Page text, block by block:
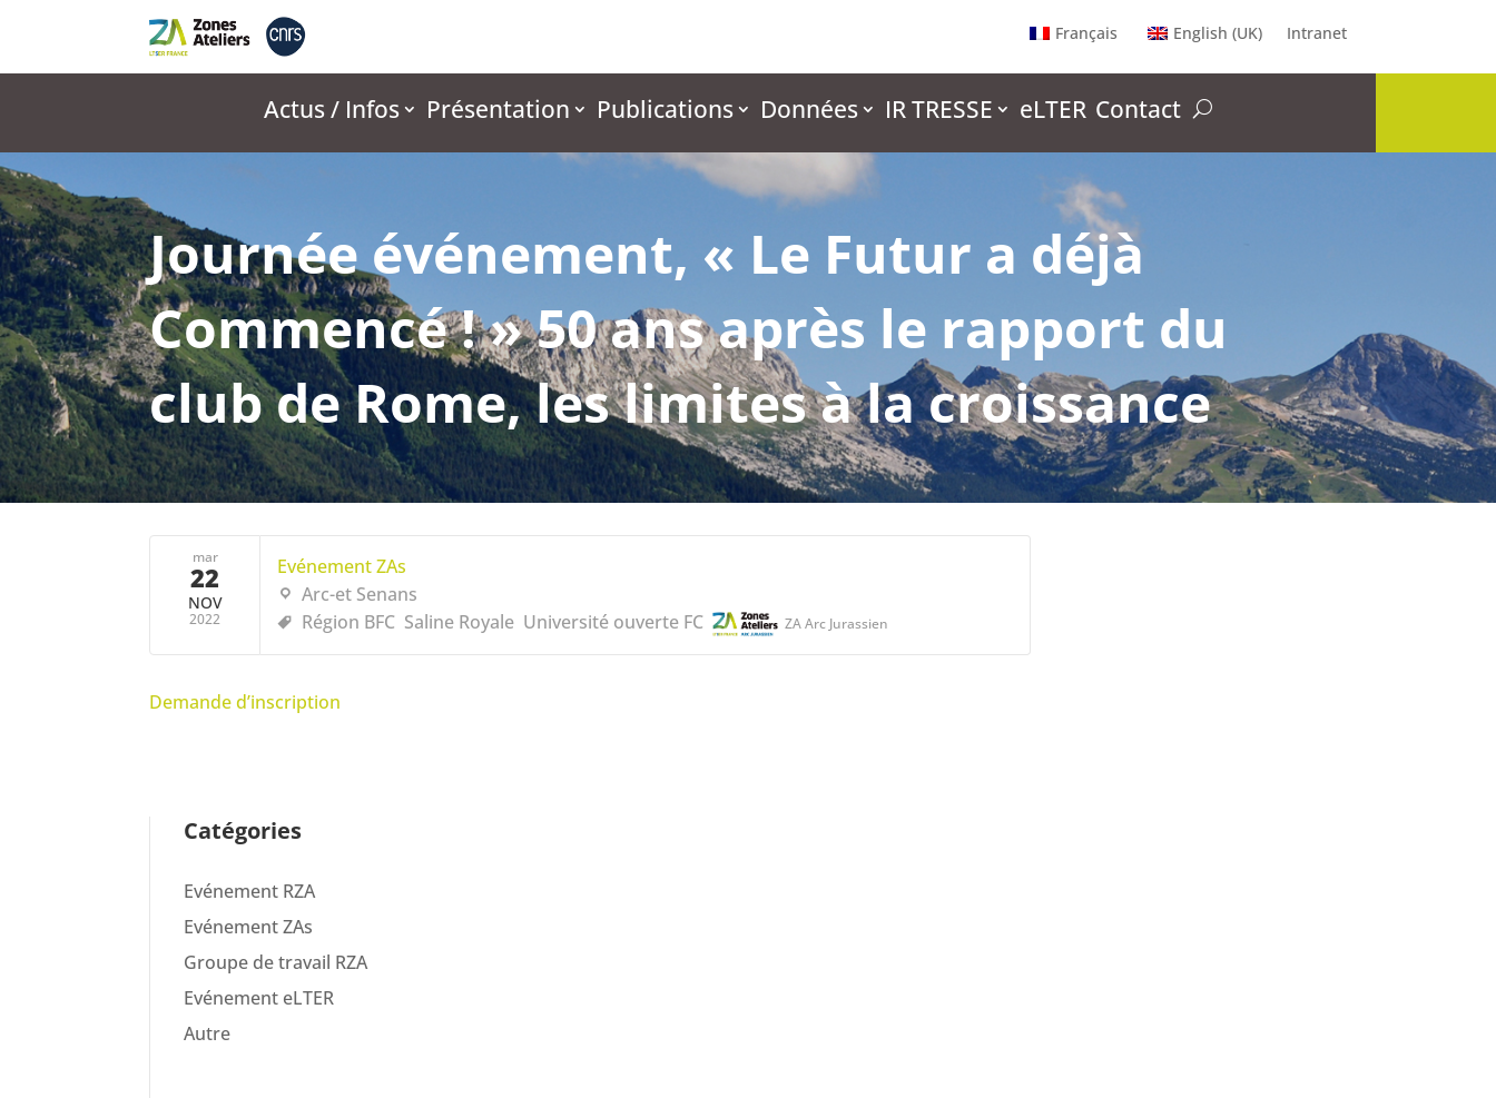
Français English (UK) Intranet
Actus / Infos Présentation Publications Données IR TRESSE eLTER Contact
Journée événement, « Le Futur a déjà
Commencé ! » 50 ans après le rapport du
club de Rome, les limites à la croissance
mar
22
NOV
2022
Evénement ZAs
Arc-et Senans
Région BFC Saline Royale Université ouverte FC ZA Arc Jurassien
Demande d’inscription
Catégories
Evénement RZA
Evénement ZAs
Groupe de travail RZA
Evénement eLTER
Autre